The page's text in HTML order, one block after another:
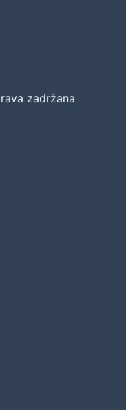
zadržana